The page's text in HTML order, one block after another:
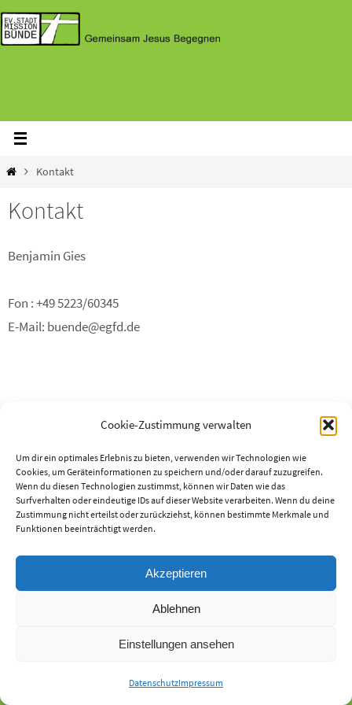
Cookie-Zustimmung verwalten
Um dir ein optimales Erlebnis zu bieten, verwenden wir Technologien wie
Cookies, um Geräteinformationen zu speichern und/oder darauf zuzugreifen.
Wenn du diesen Technologien zustimmst, können wir Daten wie das
Surfverhalten oder eindeutige IDs auf dieser Website verarbeiten. Wenn du deine
Zustimmung nicht erteilst oder zurückziehst, können bestimmte Merkmale und
Funktionen beeinträchtigt werden.
Akzeptieren
Ablehnen
Einstellungen ansehen
DatenschutzImpressum
Zum
Inhalt
HomeKontakt
Kontakt
Benjamin Gies
Fon : +49 5223/60345
E-Mail: buende@egfd.de
Kontakt|Standort|Datenschutzerklärung